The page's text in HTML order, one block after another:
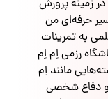
زمینه پرورش
حرفه‌ای من
به تمرینات
رزمی اِم اِم
مانند اِم
و دفاع شخصی